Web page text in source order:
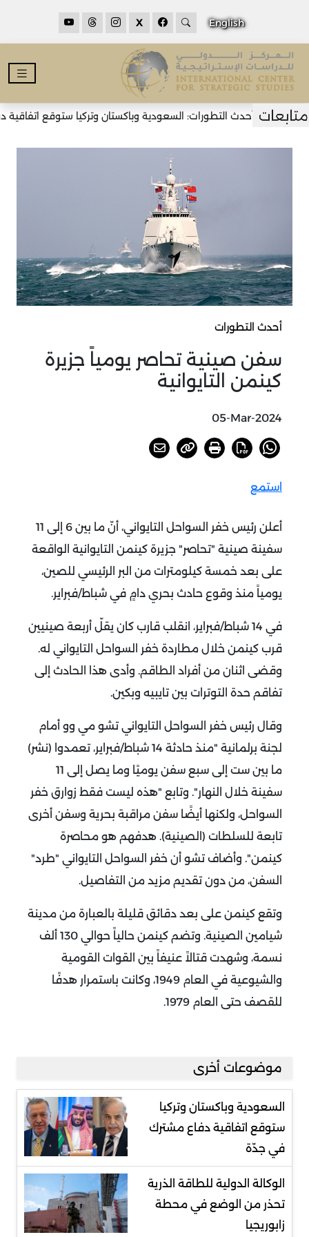
English
X
أحدث التطورات: السعودية وباكستان وتركيا ستوقع اتفاقية
أحدث التطورات
سفن صينية تحاصر يومياً جزيرة
كينمن التايوانية
05-Mar-2024
استمع
أعلن رئيس خفر السواحل التايواني، أنّ ما بين 6 إلى 11
سفينة صينية "تحاصر" جزيرة كينمن التايوانية الواقعة
على بعد خمسة كيلومترات من البر الرئيسي للصين،
يومياً منذ وقوع حادث بحري دامٍ في شباط/فبراير.
في 14 شباط/فبراير، انقلب قارب كان يقلّ أربعة صينيين
قرب كينمن خلال مطاردة خفر السواحل التايواني له.
وقضى اثنان من أفراد الطاقم. وأدى هذا الحادث إلى
تفاقم حدة التوترات بين تايبيه وبكين.
وقال رئيس خفر السواحل التايواني تشو مي وو أمام
لجنة برلمانية "منذ حادثة 14 شباط/فبراير، تعمدوا (نشر)
ما بين ست إلى سبع سفن يوميًا وما يصل إلى 11
سفينة خلال النهار". وتابع "هذه ليست فقط زوارق خفر
السواحل، ولكنها أيضًا سفن مراقبة بحرية وسفن أخرى
تابعة للسلطات (الصينية). هدفهم هو محاصرة
كينمن". وأضاف تشو أن خفر السواحل التايواني "طرد"
السفن، من دون تقديم مزيد من التفاصيل.
وتقع كينمن على بعد دقائق قليلة بالعبارة من مدينة
شيامين الصينية. وتضم كينمن حالياً حوالي 130 ألف
نسمة، وشهدت قتالاً عنيفاً بين القوات القومية
والشيوعية في العام 1949، وكانت باستمرار هدفًا
للقصف حتى العام 1979.
موضوعات أخرى
السعودية وباكستان وتركيا
ستوقع اتفاقية دفاع مشترك
في جدّة
الوكالة الدولية للطاقة الذرية
تحذر من الوضع في محطة
زابوريجيا